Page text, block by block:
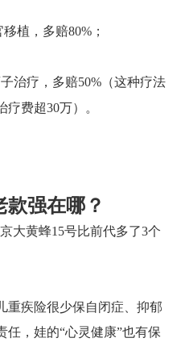
植，多赔80%；
治疗，多赔50%（这种疗法
费超30万）。
强在哪？
大黄蜂15号比前代多了3个
重疾险很少保自闭症、抑郁
任，娃的“心灵健康”也有保